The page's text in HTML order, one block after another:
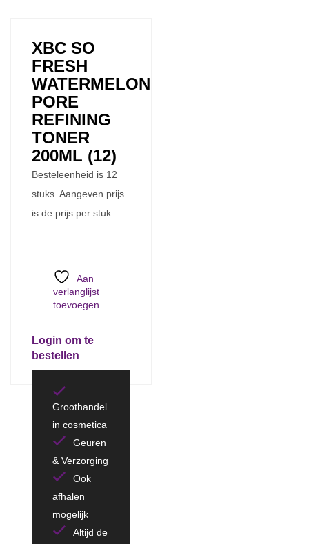
XBC SO
FRESH
WATERMELON
PORE
REFINING
TONER
200ML (12)
Besteleenheid is 12
stuks. Aangeven prijs
is de prijs per stuk.
Aan
verlanglijst
toevoegen
Login om te
bestellen
Groothandel
in cosmetica
Geuren
& Verzorging
Ook
afhalen
mogelijk
Altijd de